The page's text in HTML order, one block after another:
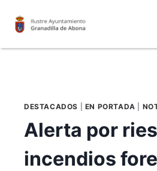
DESTACADOS EN PORTADA
Alerta por
incendios